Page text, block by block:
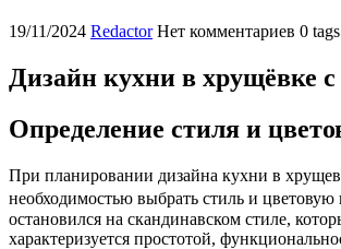
19/11/2024 Redactor Нет комментариев 0 tags
Дизайн кухни в хрущёвке
Определение стиля и
При планировании дизайна кухни в
необходимостью выбрать стиль и
остановился на скандинавском стиле,
характеризуется простотой,